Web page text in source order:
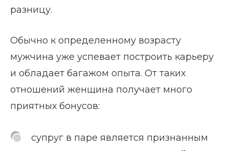
разницу.
Обычно к определенному возрасту
мужчина уже успевает построить карьеру
и обладает багажом опыта. От таких
отношений женщина получает много
приятных бонусов:
супруг в паре является признанным